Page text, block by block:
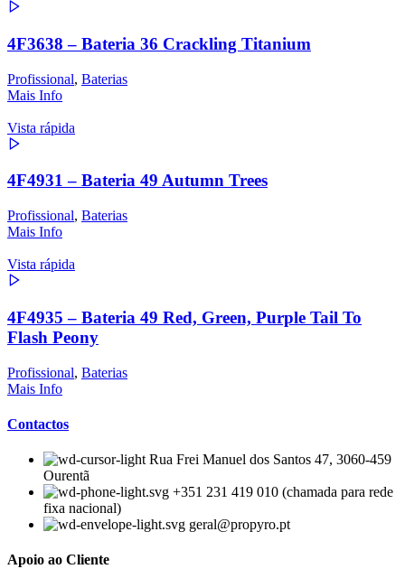
4F3638 – Bateria 36 Crackling Titanium
Profissional, Baterias
Mais Info
Vista rápida
4F4931 – Bateria 49 Autumn Trees
Profissional, Baterias
Mais Info
Vista rápida
4F4935 – Bateria 49 Red, Green, Purple Tail To
Flash Peony
Profissional, Baterias
Mais Info
Contactos
Rua Frei Manuel dos Santos 47, 3060-459
Ourentã​
+351 231 419 010 (chamada para rede
fixa nacional)
geral@propyro.pt
Apoio ao Cliente